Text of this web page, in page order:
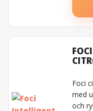
Foci
med
och